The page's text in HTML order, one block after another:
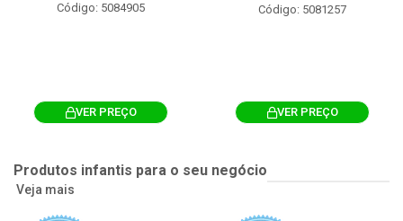
Código: 5084905
VER PREÇO
Código: 5081257
VER PREÇO
Produtos infantis para o seu negócio
Veja mais